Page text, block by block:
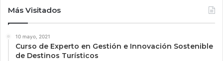
Más Visitados
10 mayo, 2021
Curso de Experto en Gestión e Innovación Sostenible
de Destinos Turísticos